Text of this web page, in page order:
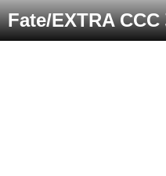
Fate/EXTRA